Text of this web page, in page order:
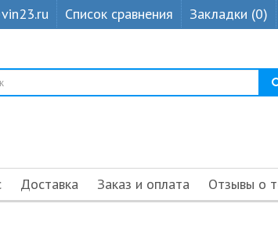
Список сравнения Закладки (0)
Доставка Заказ и оплата Отзывы о